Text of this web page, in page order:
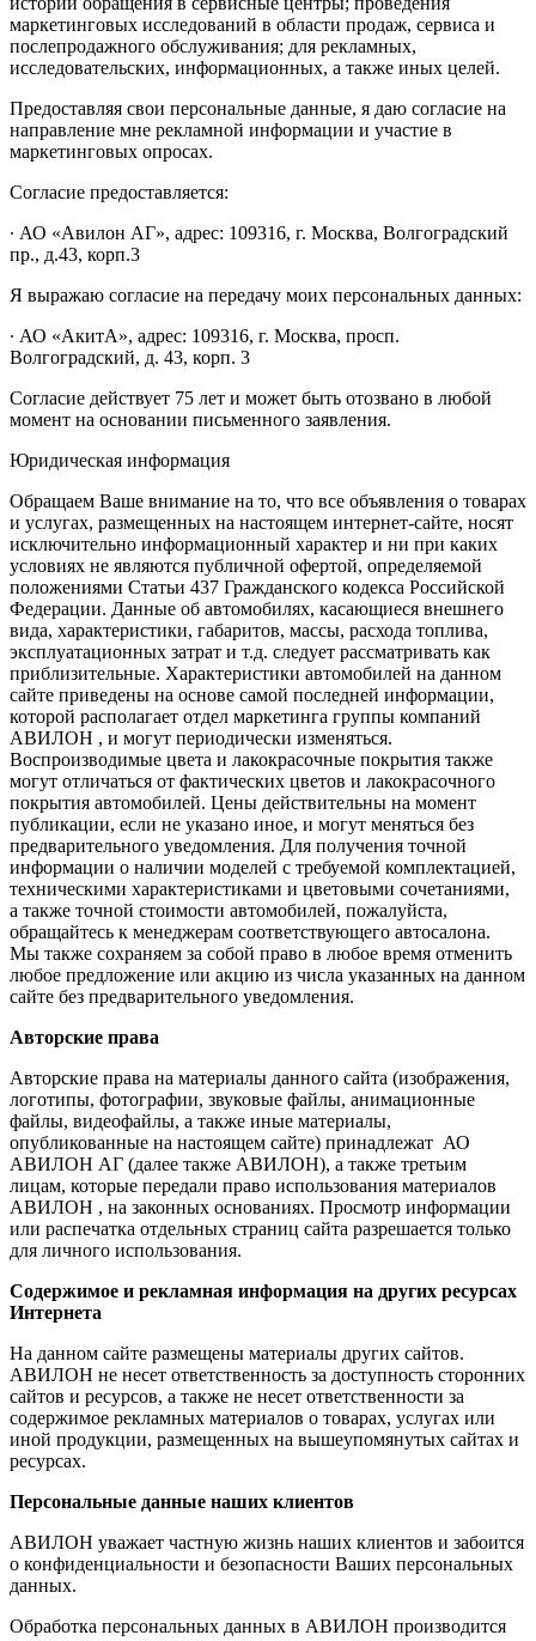
маркетинговых исследований в области продаж, сервиса и
послепродажного обслуживания; для рекламных,
исследовательских, информационных, а также иных целей.
Предоставляя свои персональные данные, я даю согласие на
направление мне рекламной информации и участие в
маркетинговых опросах.
Согласие предоставляется:
∙ АО «Авилон АГ», адрес: 109316, г. Москва, Волгоградский
пр., д.43, корп.3
Я выражаю согласие на передачу моих персональных данных:
∙ АО «АкитА», адрес: 109316, г. Москва, просп.
Волгоградский, д. 43, корп. 3
Согласие действует 75 лет и может быть отозвано в любой
момент на основании письменного заявления.
Юридическая информация
Обращаем Ваше внимание на то, что все объявления о товарах
и услугах, размещенных на настоящем интернет-сайте, носят
исключительно информационный характер и ни при каких
условиях не являются публичной офертой, определяемой
положениями Статьи 437 Гражданского кодекса Российской
Федерации. Данные об автомобилях, касающиеся внешнего
вида, характеристики, габаритов, массы, расхода топлива,
эксплуатационных затрат и т.д. следует рассматривать как
приблизительные. Характеристики автомобилей на данном
сайте приведены на основе самой последней информации,
которой располагает отдел маркетинга группы компаний
АВИЛОН , и могут периодически изменяться.
Воспроизводимые цвета и лакокрасочные покрытия также
могут отличаться от фактических цветов и лакокрасочного
покрытия автомобилей. Цены действительны на момент
публикации, если не указано иное, и могут меняться без
предварительного уведомления. Для получения точной
информации о наличии моделей с требуемой комплектацией,
техническими характеристиками и цветовыми сочетаниями,
а также точной стоимости автомобилей, пожалуйста,
обращайтесь к менеджерам соответствующего автосалона.
Мы также сохраняем за собой право в любое время отменить
любое предложение или акцию из числа указанных на данном
сайте без предварительного уведомления.
Авторские права
Авторские права на материалы данного сайта (изображения,
логотипы, фотографии, звуковые файлы, анимационные
файлы, видеофайлы, а также иные материалы,
опубликованные на настоящем сайте) принадлежат АО
АВИЛОН АГ (далее также АВИЛОН), а также третьим
лицам, которые передали право использования материалов
АВИЛОН , на законных основаниях. Просмотр информации
или распечатка отдельных страниц сайта разрешается только
для личного использования.
Содержимое и рекламная информация на других ресурсах
Интернета
На данном сайте размещены материалы других сайтов.
АВИЛОН не несет ответственность за доступность сторонних
сайтов и ресурсов, а также не несет ответственности за
содержимое рекламных материалов о товарах, услугах или
иной продукции, размещенных на вышеупомянутых сайтах и
ресурсах.
Персональные данные наших клиентов
АВИЛОН уважает частную жизнь наших клиентов и забоится
о конфиденциальности и безопасности Ваших персональных
данных.
Обработка персональных данных в АВИЛОН производится